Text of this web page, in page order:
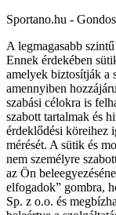
Sportano.hu -
A legmagasabb
Ennek érdekében
amelyek biztosítják a
amennyiben
szabási célokra is
szabott tartalmak és
érdeklődési köreihez
mérését. A sütik és
nem személyre
az Ön
elfogadok” gombra,
Sp. z o.o. és